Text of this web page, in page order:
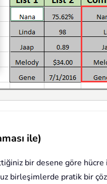
ile)
bir desene göre
birleşimlerde pratik bir